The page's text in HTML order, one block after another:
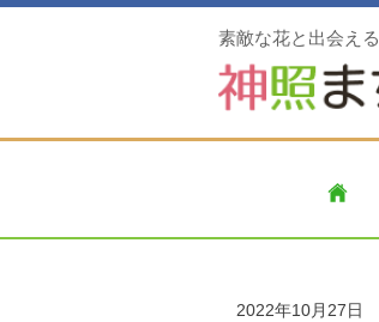
素敵な花と出会える
2022年10月27日